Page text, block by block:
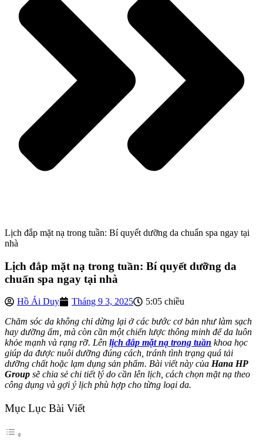
Lịch đắp mặt nạ trong tuần: Bí quyết dưỡng da chuẩn spa ngay tại
nhà
Lịch đắp mặt nạ trong tuần: Bí quyết dưỡng da
chuẩn spa ngay tại nhà
Hồ Ái Duy Tháng 9 3, 2025
5:05 chiều
Chăm sóc da không chỉ dừng lại ở các bước cơ bản như làm sạch
hay dưỡng ẩm, mà còn cần một chiến lược thông minh để da luôn
khỏe mạnh và rạng rỡ. Lên lịch đắp mặt nạ trong tuần khoa học
giúp da được nuôi dưỡng đúng cách, tránh tình trạng quá tải
dưỡng chất hoặc lạm dụng sản phẩm. Bài viết này của Hana HP
Group sẽ chia sẻ chi tiết lý do cần lên lịch, cách chọn mặt nạ theo
công dụng và gợi ý lịch phù hợp cho từng loại da.
Mục Lục Bài Viết